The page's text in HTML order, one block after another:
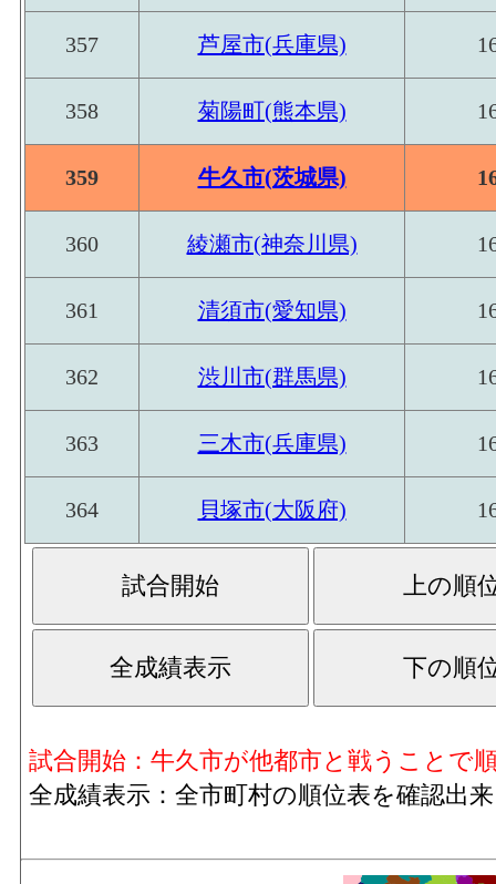
数
357 芦屋市(兵庫県)
358 菊陽町(熊本県)
359 牛久市(茨城県)
360 綾瀬市(神奈川県)
361 清須市(愛知県)
362 渋川市(群馬県)
363 三木市(兵庫県)
364 貝塚市(大阪府)
試合開始：牛久市が他都市と戦うことで
全成績表示：全市町村の順位表を確認出